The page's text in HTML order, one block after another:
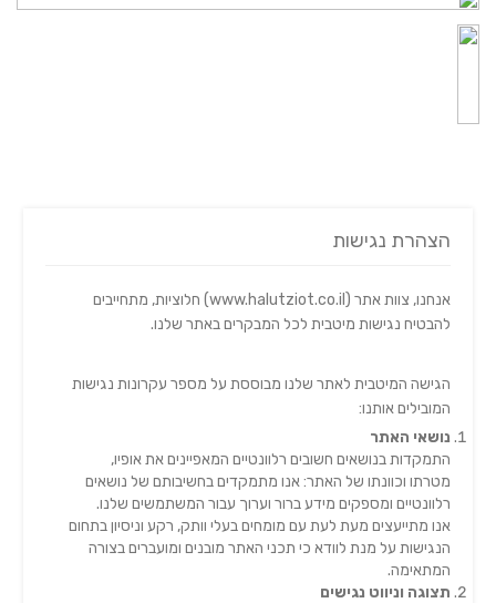
הצהרת נגישות
אנחנו, צוות אתר (www.halutziot.co.il) חלוציות, מתחייבים
להבטיח נגישות מיטבית לכל המבקרים באתר שלנו.
הגישה המיטבית לאתר שלנו מבוססת על מספר עקרונות נגישות
המובילים אותנו:
נושאי האתר
התמקדות בנושאים חשובים רלוונטיים המאפיינים את אופיו,
מטרתו וכוונתו של האתר: אנו מתמקדים בחשיבותם של נושאים
רלוונטיים ומספקים מידע ברור וערוך עבור המשתמשים שלנו.
אנו מתייעצים מעת לעת עם מומחים בעלי וותק, רקע וניסיון בתחום
הנגישות על מנת לוודא כי תכני האתר מובנים ומועברים בצורה
המתאימה.
תצוגה וניווט נגישים